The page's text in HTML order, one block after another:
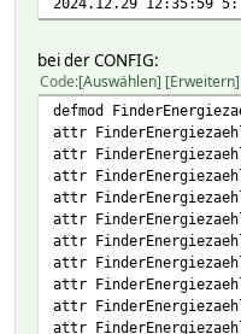
attr ABLMeter obj-
attr ABLMeter obj-
attr ABLMeter obj-
attr ABLMeter obj-
attr ABLMeter obj-
attr ABLMeter obj-
attr ABLMeter obj-
attr ABLMeter obj-
attr ABLMeter obj-
attr ABLMeter obj-
attr ABLMeter obj-
attr ABLMeter obj-
attr ABLMeter obj-
attr ABLMeter obj-
bei der CONFIG:
Code Auswählen Erweitern
defmod
attr
attr
attr
attr
attr
attr
attr
attr
attr
attr